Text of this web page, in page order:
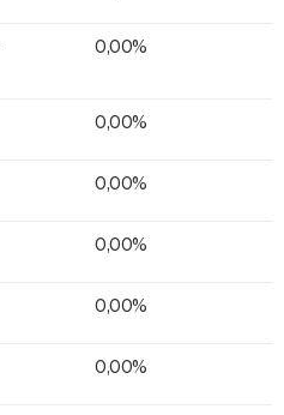
0,00%
0,00%
0,00%
0,00%
0,00%
0,00%